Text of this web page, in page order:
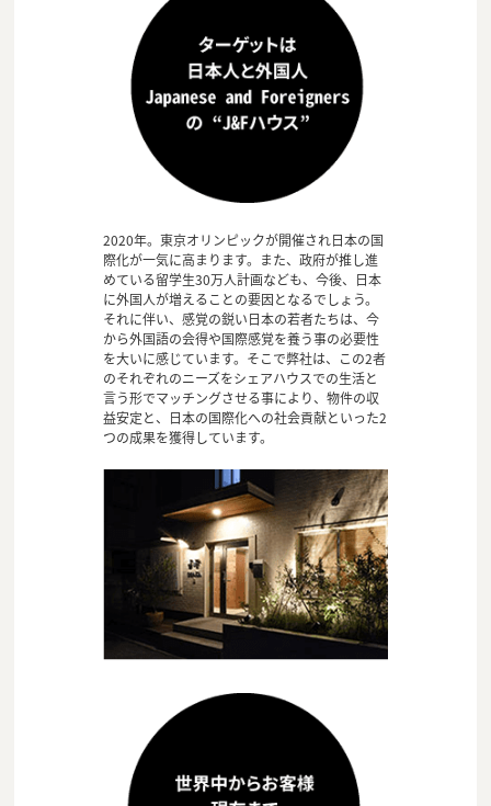
2020年。東京オリンピックが開催され日本の国
際化が一気に高まります。また、政府が推し進
めている留学生30万人計画なども、今後、日本
に外国人が増えることの要因となるでしょう。
それに伴い、感覚の鋭い日本の若者たちは、今
から外国語の会得や国際感覚を養う事の必要性
を大いに感じています。そこで弊社は、この2者
のそれぞれのニーズをシェアハウスでの生活と
言う形でマッチングさせる事により、物件の収
益安定と、日本の国際化への社会貢献といった2
つの成果を獲得しています。